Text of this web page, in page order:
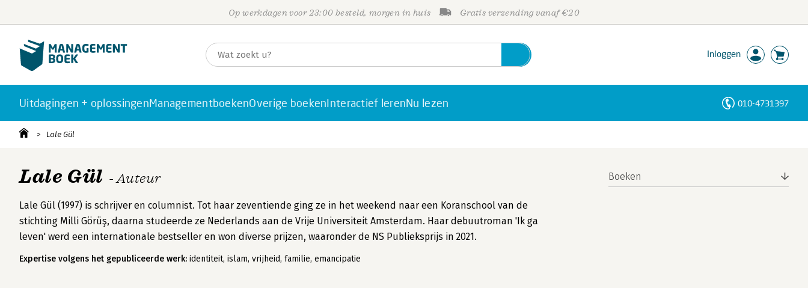
Op werkdagen voor 23:00 besteld, morgen in huis Gratis verzending vanaf €20
Inloggen
Uitdagingen + oplossingenManagementboekenOverige boekenInteractief lerenNu lezen 010-4731397
Lale Gül
Lale Gül - Auteur
Lale Gül (1997) is schrijver en columnist. Tot haar zeventiende ging ze in het weekend naar een Koranschool van de
stichting Milli Görüş, daarna studeerde ze Nederlands aan de Vrije Universiteit Amsterdam. Haar debuutroman 'Ik ga
leven' werd een internationale bestseller en won diverse prijzen, waaronder de NS Publieksprijs in 2021.
Expertise volgens het gepubliceerde werk: identiteit, islam, vrijheid, familie, emancipatie
Boeken
Personen